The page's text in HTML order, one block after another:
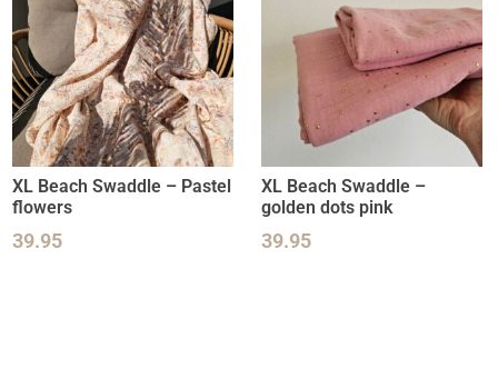
XL Beach Swaddle – Pastel
flowers
39.95
XL Beach Swaddle –
golden dots pink
39.95